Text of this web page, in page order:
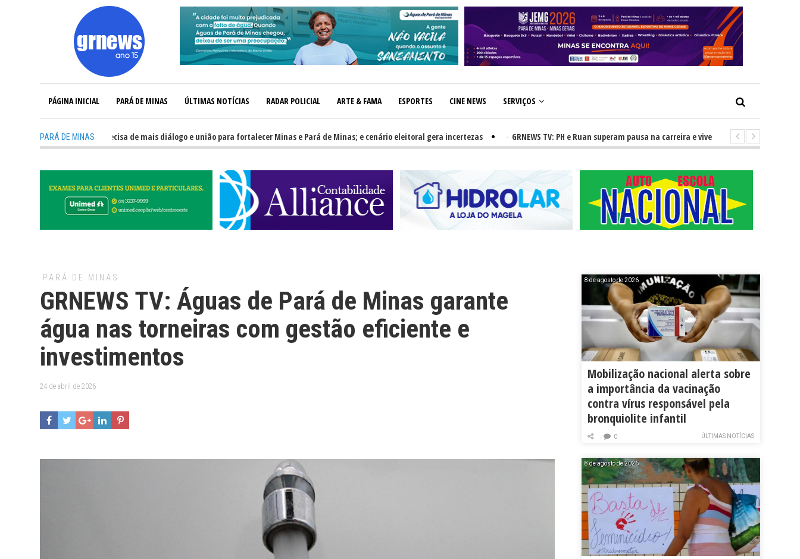
PÁGINA INICIAL PARÁ DE MINAS ÚLTIMAS NOTÍCIAS RADAR POLICIAL ARTE & FAMA ESPORTES CINE NEWS SERVIÇOS
PARÁ DE MINAS
GRNEWS TV: Política precisa de mais diálogo e união para fortalecer Minas e Pará de Minas; e cenário eleitoral gera incertezas - GRNEWS TV: PH e Ruan superam pausa na carreira e vivem ascensão no cenário
PARÁ DE MINAS
GRNEWS TV: Águas de Pará de Minas garante
água nas torneiras com gestão eficiente e
investimentos
24 de abril de 2026
8 de agosto de 2026
Mobilização nacional alerta sobre
a importância da vacinação
contra vírus responsável pela
bronquiolite infantil
ÚLTIMAS NOTÍCIAS
0
8 de agosto de 2026